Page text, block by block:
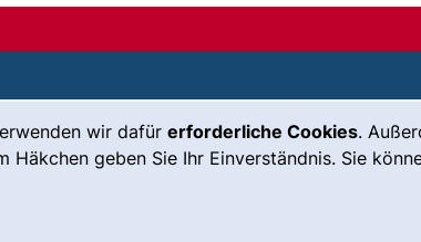
wir dafür erforderliche Cookies.
geben Sie Ihr Einverständnis. Sie
Inhalte / Cookies akzeptieren
Leichte Sprache
Gebärdensprache
Impressum